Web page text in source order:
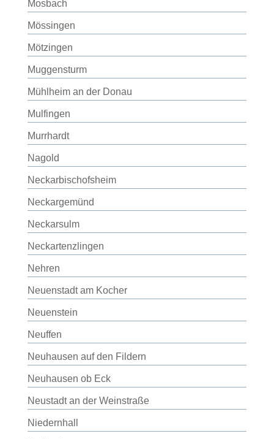
Mosbach
Mössingen
Mötzingen
Muggensturm
Mühlheim an der Donau
Mulfingen
Murrhardt
Nagold
Neckarbischofsheim
Neckargemünd
Neckarsulm
Neckartenzlingen
Nehren
Neuenstadt am Kocher
Neuenstein
Neuffen
Neuhausen auf den Fildern
Neuhausen ob Eck
Neustadt an der Weinstraße
Niedernhall